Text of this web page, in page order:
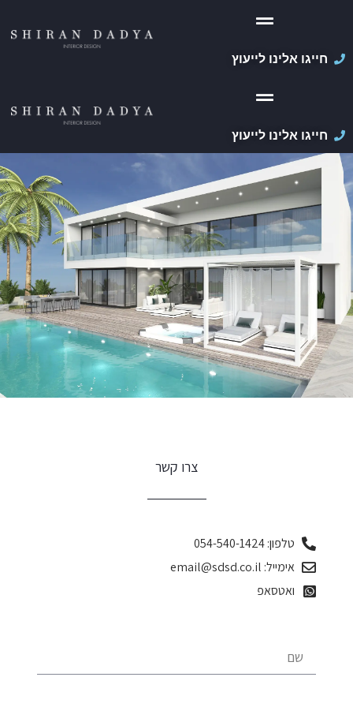
חייגו אלינו לייעוץ
חייגו אלינו לייעוץ
צרו קשר
טלפון: 054-540-1424
אימייל: email@sdsd.co.il
ואטסאפ